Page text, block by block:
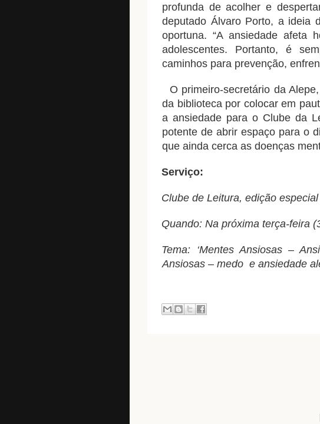
profunda de acolher e
deputado Álvaro Porto, a ideia
oportuna. “A ansiedade afeta
adolescentes. Portanto, é
caminhos para prevenção,
O primeiro-secretário da
da biblioteca por colocar em
a ansiedade para o Clube da
potente de abrir espaço para o
que ainda cerca as doenças
Serviço:
Clube de Leitura, edição
Quando: Na próxima terça-feira
Tema: ‘Mentes Ansiosas –
Ansiosas – medo e ansiedade